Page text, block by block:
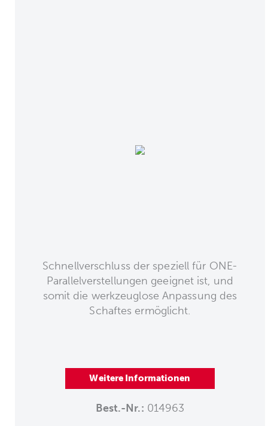
Schnellverschluss der speziell für ONE-
Parallelverstellungen geeignet ist, und
somit die werkzeuglose Anpassung des
Schaftes ermöglicht.
Weitere Informationen
Best.-Nr.: 014963